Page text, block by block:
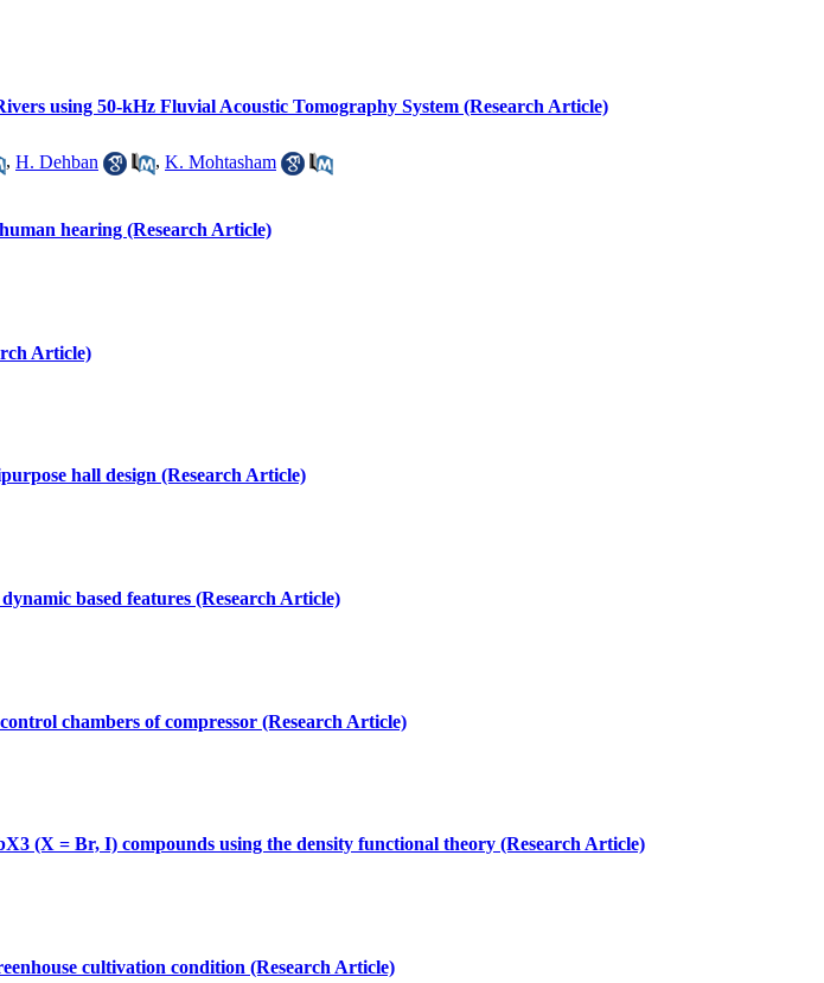
using 50-kHz Fluvial Acoustic Tomography System (Research Article)
, H. Dehban , K. Mohtasham
hearing (Research Article)
Article)
hall design (Research Article)
based features (Research Article)
chambers of compressor (Research Article)
(X = Br, I) compounds using the density functional theory (Research Article)
cultivation condition (Research Article)